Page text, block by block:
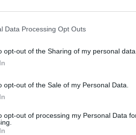
Data Processing Opt Outs
opt-out of the Sharing of my personal data.
opt-out of the Sale of my Personal Data.
opt-out of processing my Personal Data
την επιφάνεια του νυχιού και η
την επιφάνεια του νυχιού σας